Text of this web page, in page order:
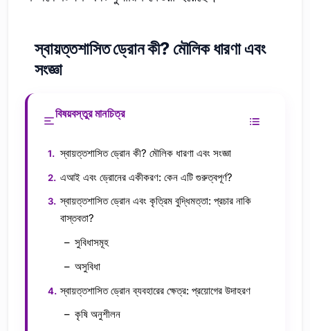
স্বায়ত্তশাসিত ড্রোন কী? মৌলিক ধারণা এবং
সংজ্ঞা
বিষয়বস্তুর মানচিত্র
স্বায়ত্তশাসিত ড্রোন কী? মৌলিক ধারণা এবং সংজ্ঞা
এআই এবং ড্রোনের একীকরণ: কেন এটি গুরুত্বপূর্ণ?
স্বায়ত্তশাসিত ড্রোন এবং কৃত্রিম বুদ্ধিমত্তা: প্রচার নাকি
বাস্তবতা?
সুবিধাসমূহ
অসুবিধা
স্বায়ত্তশাসিত ড্রোন ব্যবহারের ক্ষেত্র: প্রয়োগের উদাহরণ
কৃষি অনুশীলন